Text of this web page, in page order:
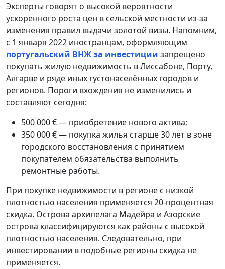
Эксперты говорят о высокой вероятности
ускоренного роста цен в сельской местности из-за
изменения правил выдачи золотой визы. Напомним,
с 1 января 2022 иностранцам, оформляющим
португальский ВНЖ за инвестиции запрещено
покупать жилую недвижимость в Лиссабоне, Порту,
Алгарве и ряде иных густонаселённых городов и
регионов. Пороги вхождения не изменились и
составляют сегодня:
500 000 € — приобретение нового актива;
350 000 € — покупка жилья старше 30 лет в зоне
городского восстановления с принятием
покупателем обязательства выполнить
ремонтные работы.
При покупке недвижимости в регионе с низкой
плотностью населения применяется 20-процентная
скидка. Острова архипелага Мадейра и Азорские
острова классифицируются как районы с высокой
плотностью населения. Следовательно, при
инвестировании в подобные регионы скидка не
применяется.